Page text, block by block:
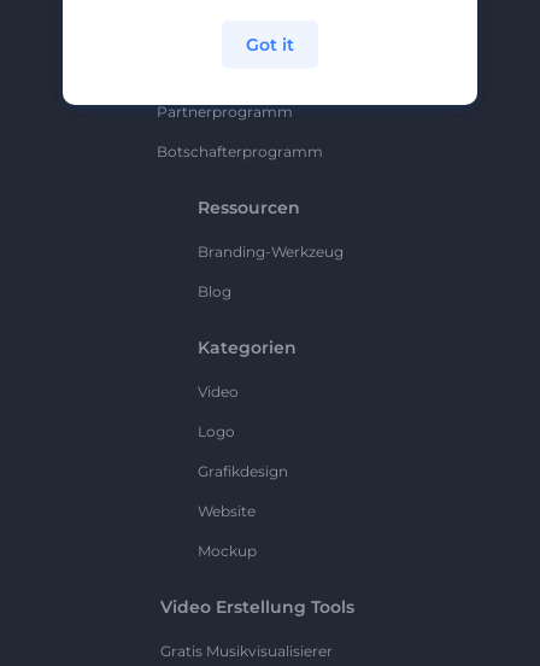
Partnerprogramm
Botschafterprogramm
Ressourcen
Branding-Werkzeug
Blog
Kategorien
Video
Logo
Grafikdesign
Website
Mockup
Video Erstellung Tools
Gratis Musikvisualisierer
Got it